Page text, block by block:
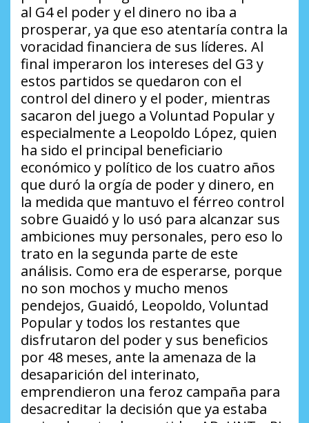
al G4 el poder y el dinero no iba a
prosperar, ya que eso atentaría contra la
voracidad financiera de sus líderes. Al
final imperaron los intereses del G3 y
estos partidos se quedaron con el
control del dinero y el poder, mientras
sacaron del juego a Voluntad Popular y
especialmente a Leopoldo López, quien
ha sido el principal beneficiario
económico y político de los cuatro años
que duró la orgía de poder y dinero, en
la medida que mantuvo el férreo control
sobre Guaidó y lo usó para alcanzar sus
ambiciones muy personales, pero eso lo
trato en la segunda parte de este
análisis. Como era de esperarse, porque
no son mochos y mucho menos
pendejos, Guaidó, Leopoldo, Voluntad
Popular y todos los restantes que
disfrutaron del poder y sus beneficios
por 48 meses, ante la amenaza de la
desaparición del interinato,
emprendieron una feroz campaña para
desacreditar la decisión que ya estaba